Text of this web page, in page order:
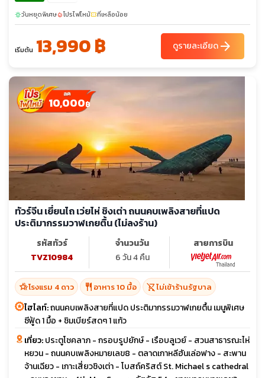
sunnyวันหยุดพิเศษlocal_fire_departmentโปรไฟไหม้confirmation_numberที่เหลือน้อย
เริ่มต้น 13,990 ฿ ดูรายละเอียดarrow_forward
10,000฿
ทัวร์จีน เยี่ยนไถ เว่ยไห่ ชิงเต่า ถนนคบเพลิงสายที่แปด
ประติมากรรมวาฬเกยตื้น (ไม่ลงร้าน)
รหัสทัวร์
TVZ10984
จำนวนวัน
6 วัน 4 คืน
สายการบิน
hotel_classโรงแรม 4 ดาว restaurant อาหาร 10 มื้อ shopping_cart_offไม่เข้าร้านรัฐบาล
ไฮไลท์:ถนนคบเพลิงสายที่แปด ประติมากรรมวาฬเกยตื้น เมนูพิเศษ
ซีฟู้ด 1 มื้อ + ชิมเบียร์สดๆ 1 แก้ว
เที่ยว:ประตูโชคลาภ - กรอบรูปยักษ์ - เรือบลูเวย์ - สวนสาธารณะไห่
หยวน - ถนนคบเพลิงหมายเลข8 - ตลาดเกาหลีฮันเล่อฟาง - สะพาน
จ้านเฉียว - เกาะเสี่ยวชิงเต่า - โบสถ์คริสต์ St. Michael s cathedral